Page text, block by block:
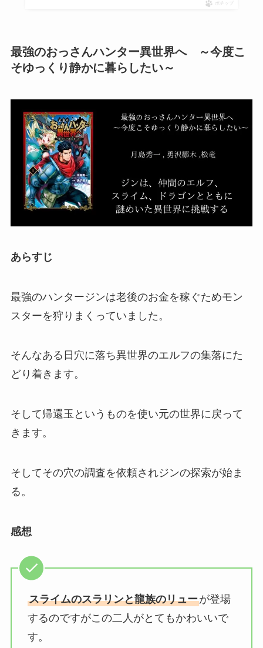
ポチップ
最強のおっさんハンター異世界へ ～今度こ
そゆっくり静かに暮らしたい～
あらすじ
最強のハンタージンは老後のお金を稼ぐためモン
スターを狩りまくっていました。
そんなある日穴に落ち異世界のエルフの集落にた
どり着きます。
そして帰還玉というものを使い元の世界に戻って
きます。
そしてその穴の調査を依頼されジンの探索が始ま
る。
感想
スライムのスラリンと龍族のリューが登場
するのですがこの二人がとてもかわいいで
す。